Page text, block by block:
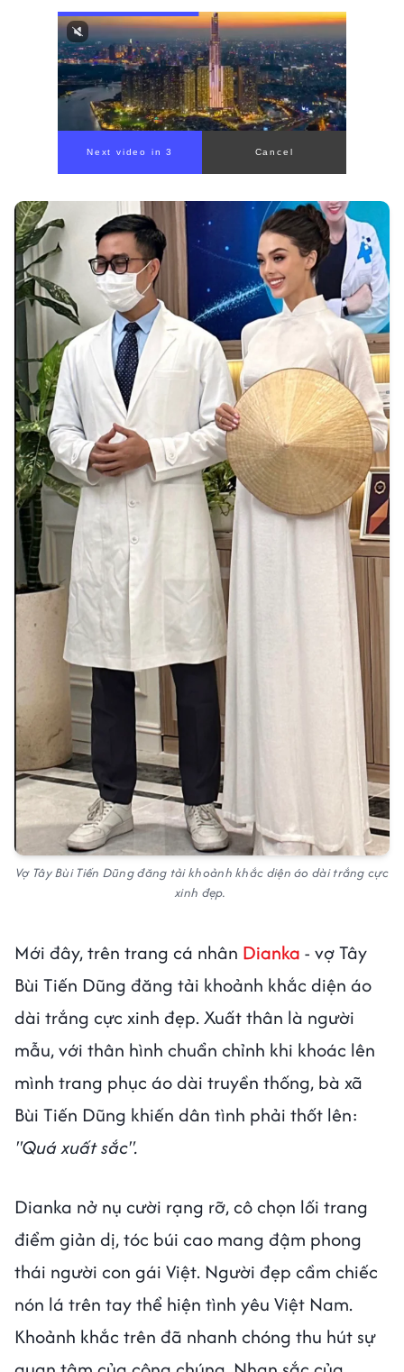
Next video in 1 Cancel
Vợ Tây Bùi Tiến Dũng đăng tải khoảnh khắc diện áo dài trắng cực
xinh đẹp.
Mới đây, trên trang cá nhân Dianka - vợ Tây
Bùi Tiến Dũng đăng tải khoảnh khắc diện áo
dài trắng cực xinh đẹp. Xuất thân là người
mẫu, với thân hình chuẩn chỉnh khi khoác lên
mình trang phục áo dài truyền thống, bà xã
Bùi Tiến Dũng khiến dân tình phải thốt lên:
"Quá xuất sắc".
Dianka nở nụ cười rạng rỡ, cô chọn lối trang
điểm giản dị, tóc búi cao mang đậm phong
thái người con gái Việt. Người đẹp cầm chiếc
nón lá trên tay thể hiện tình yêu Việt Nam.
Khoảnh khắc trên đã nhanh chóng thu hút sự